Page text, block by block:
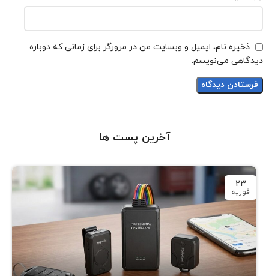
ذخیره نام، ایمیل و وبسایت من در مرورگر برای زمانی که دوباره
دیدگاهی می‌نویسم.
آخرین پست ها
23
فوریه